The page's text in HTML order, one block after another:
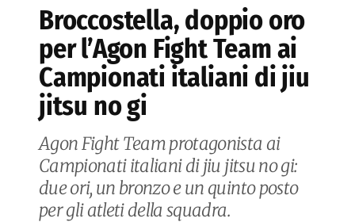
Broccostella, doppio oro
per l’Agon Fight Team ai
Campionati italiani di jiu
jitsu no gi
Agon Fight Team protagonista ai
Campionati italiani di jiu jitsu no gi:
due ori, un bronzo e un quinto posto
per gli atleti della squadra.